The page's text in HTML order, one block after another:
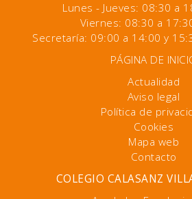
Lunes - Jueves: 08:30 a
Viernes: 08:30 a
Secretaría: 09:00 a 14:00 y
PÁGINA DE
Actualidad
Aviso legal
Política de
Cookies
Mapa web
Contacto
COLEGIO CALASANZ